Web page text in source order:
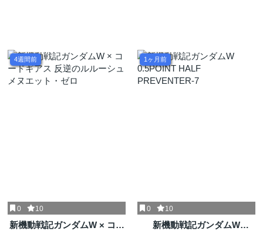
4週間前
0 10
新機動戦記ガンダムW × コー
1ヶ月前
0 10
新機動戦記ガンダムW